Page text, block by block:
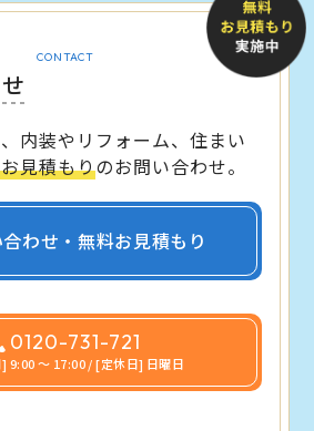
CONTACT
内装やリフォーム、住まい
見積もりのお問い合わせ。
わせ・無料お見積もり
0120-731-721
9:00 〜 17:00 / [定休日] 日曜日